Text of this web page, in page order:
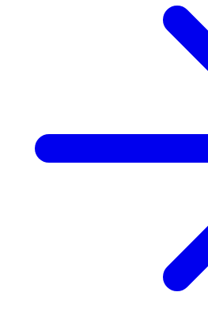
* Dagligt referensintag. ** Minsta
forming unit) vid utgångsdatum.
Mikroinkapslad smörsyra